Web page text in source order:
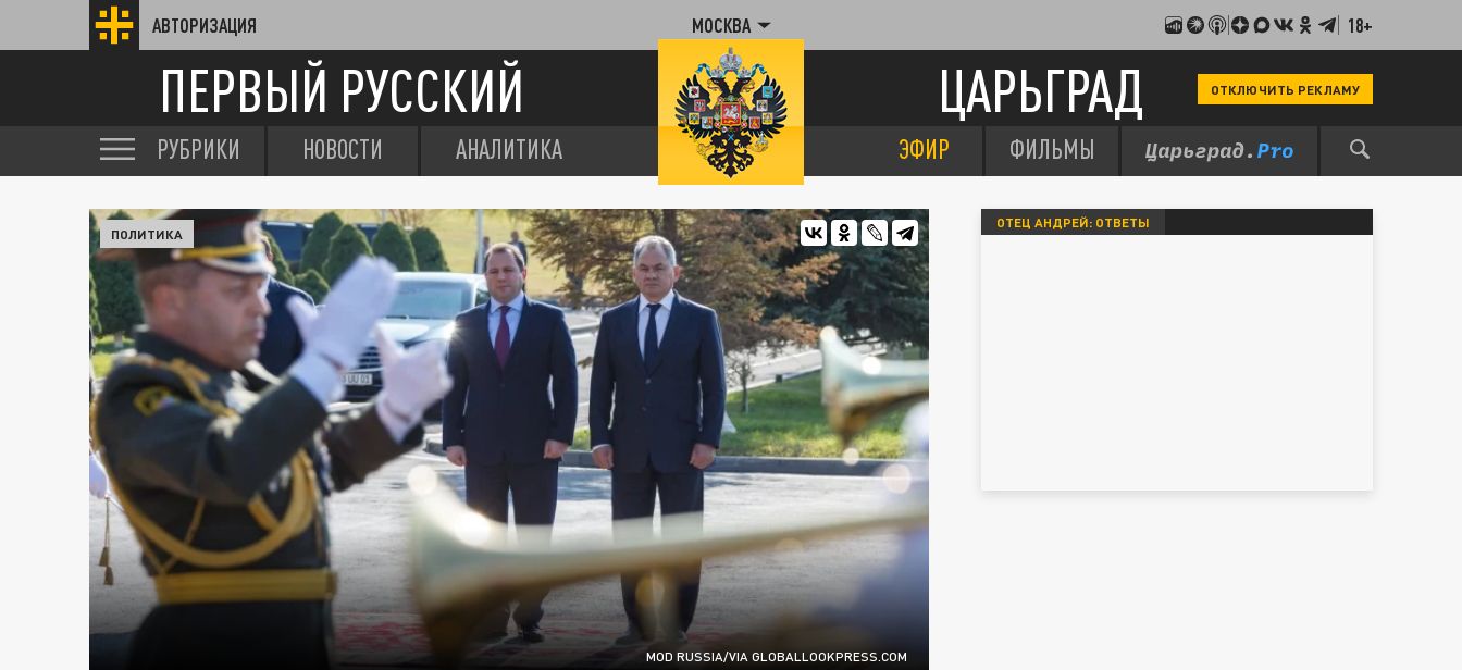
АВТОРИЗАЦИЯ МОСКВА 18+
ПЕРВЫЙ РУССКИЙ ЦАРЬГРАД ОТКЛЮЧИТЬ РЕКЛАМУ
РУБРИКИ НОВОСТИ АНАЛИТИКА ЭФИР ФИЛЬМЫ
MOD RUSSIA/VIA GLOBALLOOKPRESS.COM
ПОЛИТИКА
ОТЕЦ АНДРЕЙ: ОТВЕТЫ